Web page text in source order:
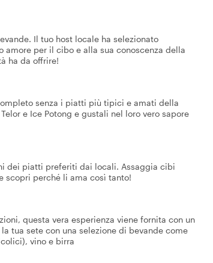
Il tuo host locale ha selezionato
amore per il cibo e alla sua conoscenza della
ha da offrire!
senza i piatti più tipici e amati della
e Ice Potong e gustali nel loro vero sapore
dei piatti preferiti dai locali. Assaggia cibi
scopri perché li ama così tanto!
questa vera esperienza viene fornita con un
tua sete con una selezione di bevande come
vino e birra